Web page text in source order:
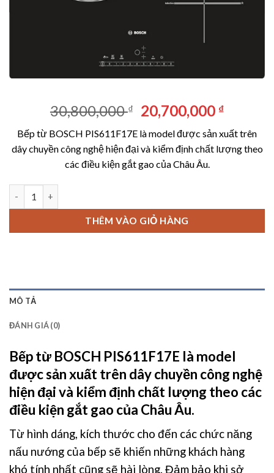
30,800,000₫
Giá
gốc
là:
30,800,000 ₫.
20,700,000 ₫Giá
hiện
tại
là:
Bếp từ BOSCH PIS611F17E là model được sản xuất trên
dây chuyền công nghệ hiện đại và kiểm định chất lượng theo
các điều kiện gắt gao của Châu Âu.
THÊM VÀO GIỎ HÀNG
MÔ TẢ
ĐÁNH GIÁ (0)
Bếp từ BOSCH PIS611F17E là model
được sản xuất trên dây chuyền công nghệ
hiện đại và kiểm định chất lượng theo các
điều kiện gắt gao của Châu Âu.
Từ hình dáng, kích thước cho đến các chức năng
nấu nướng của bếp sẽ khiến những khách hàng
khó tính nhất cũng sẽ hài lòng. Đảm bảo khi sở